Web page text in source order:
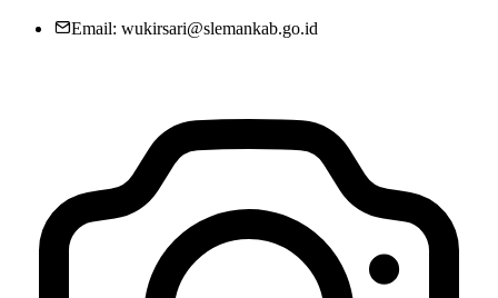
Email: wukirsari@slemankab.go.id